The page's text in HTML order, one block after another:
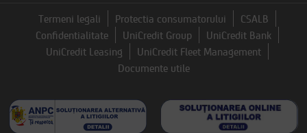
Termeni legali Protectia consumatorului
CSALB
Confidentialitate
UniCredit Group
UniCredit Bank
UniCredit Leasing
UniCredit Fleet Management
Documente utile